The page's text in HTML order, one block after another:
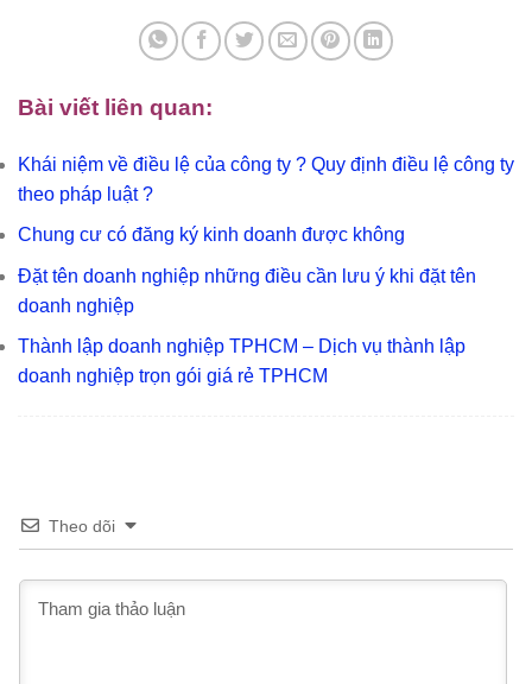
Bài viết liên quan:
Khái niệm về điều lệ của công ty ? Quy định điều lệ công ty
theo pháp luật ?
Chung cư có đăng ký kinh doanh được không
Đặt tên doanh nghiệp những điều cần lưu ý khi đặt tên
doanh nghiệp
Thành lập doanh nghiệp TPHCM – Dịch vụ thành lập
doanh nghiệp trọn gói giá rẻ TPHCM
Theo dõi